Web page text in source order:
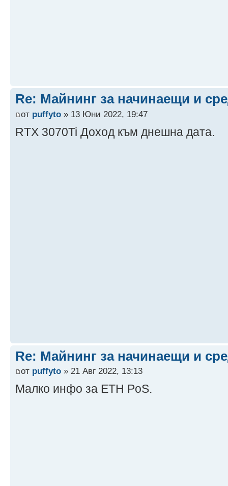
Re: Майнинг за начинаещи и
от puffyto » 13 Юни 2022, 19:47
RTX 3070Ti Доход към днешна дата.
Re: Майнинг за начинаещи и
от puffyto » 21 Авг 2022, 13:13
Малко инфо за ETH PoS.